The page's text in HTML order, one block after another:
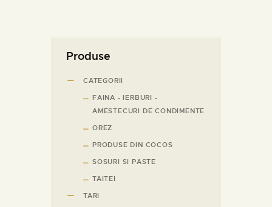
Produse
CATEGORII
FAINA - IERBURI -
AMESTECURI DE CONDIMENTE
OREZ
PRODUSE DIN COCOS
SOSURI SI PASTE
TAITEI
TARI